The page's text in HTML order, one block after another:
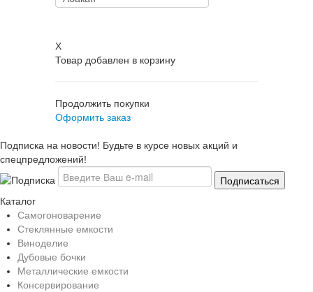
X
Товар добавлен в корзину
Продолжить покупки
Оформить заказ
Подписка на новости! Будьте в курсе новых акций и
спецпредложений!
Каталог
Самогоноварение
Стеклянные емкости
Виноделие
Дубовые бочки
Металлические емкости
Консервирование